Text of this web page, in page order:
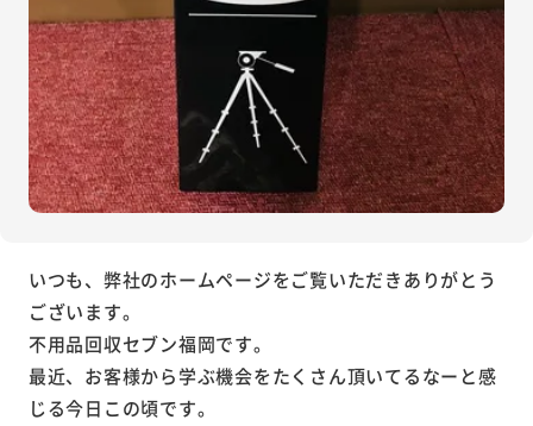
いつも、弊社のホームページをご覧いただきありがとう
ございます。
不用品回収セブン福岡です。
最近、お客様から学ぶ機会をたくさん頂いてるなーと感
じる今日この頃です。